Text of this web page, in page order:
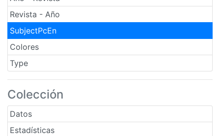
Revista - Año
SubjectPcEn
Colores
Type
Colección
Datos
Estadísticas